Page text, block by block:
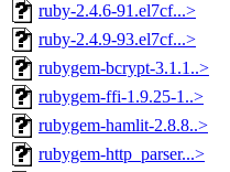
ruby-2.4.6-91.el7cf...>
ruby-2.4.9-93.el7cf...>
rubygem-bcrypt-3.1.1..>
rubygem-ffi-1.9.25-1..>
rubygem-hamlit-2.8.8..>
rubygem-http_parser...>